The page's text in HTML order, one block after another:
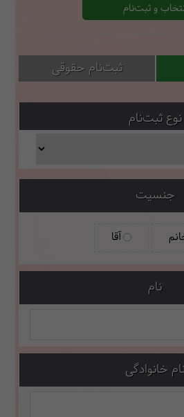
و ثبت‌نام
ثبت‌نام حقوقی
نوع ثبت‌نام
جنسیت
آقا
نام
خانوادگی